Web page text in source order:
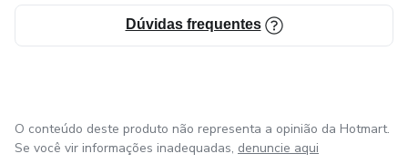
Dúvidas frequentes
O conteúdo deste produto não representa a opinião da Hotmart.
Se você vir informações inadequadas, denuncie aqui